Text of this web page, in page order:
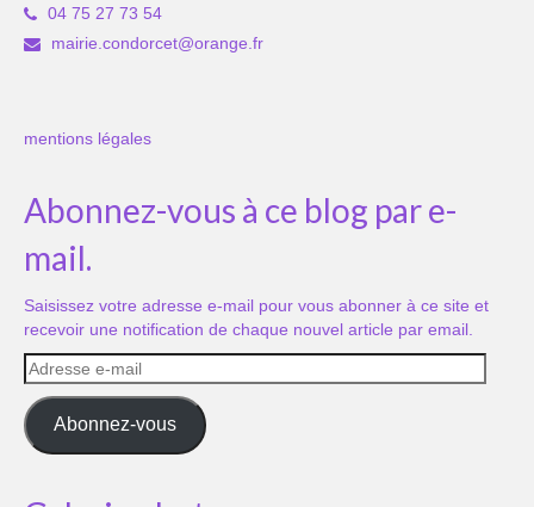
04 75 27 73 54
mairie.condorcet@orange.fr
mentions légales
Abonnez-vous à ce blog par e-
mail.
Saisissez votre adresse e-mail pour vous abonner à ce site et
recevoir une notification de chaque nouvel article par email.
Adresse
e-
mail
Abonnez-vous